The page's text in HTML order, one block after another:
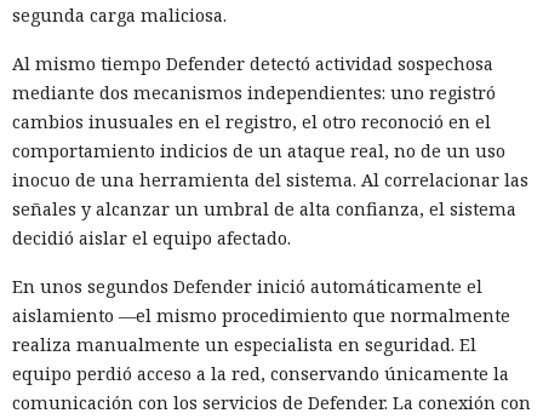
segunda carga maliciosa.
Al mismo tiempo Defender detectó actividad sospechosa
mediante dos mecanismos independientes: uno registró
cambios inusuales en el registro, el otro reconoció en el
comportamiento indicios de un ataque real, no de un uso
inocuo de una herramienta del sistema. Al correlacionar las
señales y alcanzar un umbral de alta confianza, el sistema
decidió aislar el equipo afectado.
En unos segundos Defender inició automáticamente el
aislamiento —el mismo procedimiento que normalmente
realiza manualmente un especialista en seguridad. El
equipo perdió acceso a la red, conservando únicamente la
comunicación con los servicios de Defender. La conexión con